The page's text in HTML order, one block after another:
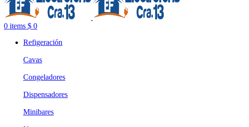
0 items $ 0
Refigeración
Cavas
Congeladores
Dispensadores
Minibares